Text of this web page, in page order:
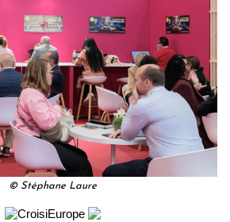
© Stéphane Laure